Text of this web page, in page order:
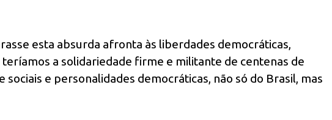
esta absurda afronta às liberdades democráticas,
a solidariedade firme e militante de centenas de
sociais e personalidades democráticas, não só do Brasil, mas